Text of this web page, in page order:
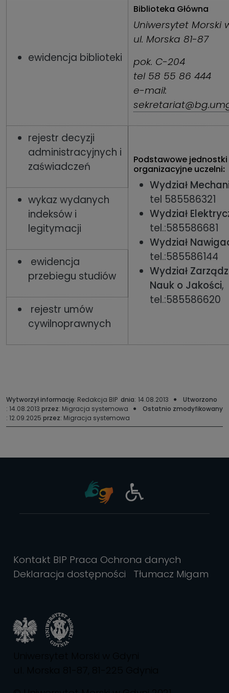
ewidencja biblioteki
Biblioteka Główna
Uniwersytet Morski
ul. Morska 81-87
pok. C-204
tel 58 55 86 444
e-mail:
rejestr decyzji
administracyjnych i
zaświadczeń
Podstawowe jednostki
organizacyjne uczelni:
Wydział
tel 585586321
Wydział
tel.:585586681
Wydział
tel.:585586144
Wydział
Nauk o Jakości,
tel.:585586620
wykaz wydanych
indeksów i
legitymacji
ewidencja
przebiegu studiów
rejestr umów
cywilnoprawnych
Wytworzył informację: Redakcja BIP dnia: 14.08.2013
Utworzono
: 14.08.2013 przez: Migracja systemowa
Ostatnio zmodyfikowany
: 12.09.2025 przez: Migracja systemowa
Kontakt BIP Praca Ochrona danych
Deklaracja dostępności
Tłumacz Migam